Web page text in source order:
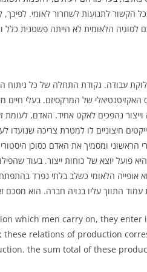
הקשור לתנועות לשחרור לאומי.
לסוגיה הלאומית לא הייתה פשטנית כלל
עבודה. נקודת התחלה של כל ניתוח
של המרקסיזם. בעלי חיים
נהפכים לאקט אחיד. האדם, לעומת
חיצוניים לו למטרת צריכה שנועדו
ומסמיך את האדם כסוכן
הלאומי כשלב בלתי נפרד
which men carry on, they
relations of production
the sum total of these